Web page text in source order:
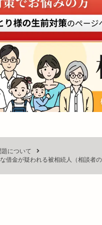
について
借金が疑われる被相続人（相談者